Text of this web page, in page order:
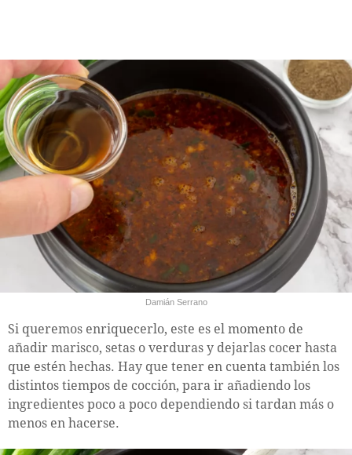
Damián Serrano
Si queremos enriquecerlo, este es el momento de
añadir marisco, setas o verduras y dejarlas cocer hasta
que estén hechas. Hay que tener en cuenta también los
distintos tiempos de cocción, para ir añadiendo los
ingredientes poco a poco dependiendo si tardan más o
menos en hacerse.